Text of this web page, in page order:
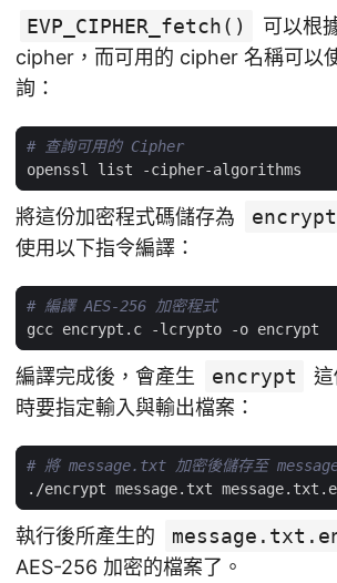
EVP_CIPHER_fetch()
可以根
cipher，而可用的 cipher 名稱可以
詢：
# 查詢可用的 Cipher
將這份加密程式碼儲存為
使用以下指令編譯：
# 編譯 AES-256 加密程式
編譯完成後，會產生 encrypt
時要指定輸入與輸出檔案：
# 將 message.txt 加密後儲存至
執行後所產生的
AES-256 加密的檔案了。